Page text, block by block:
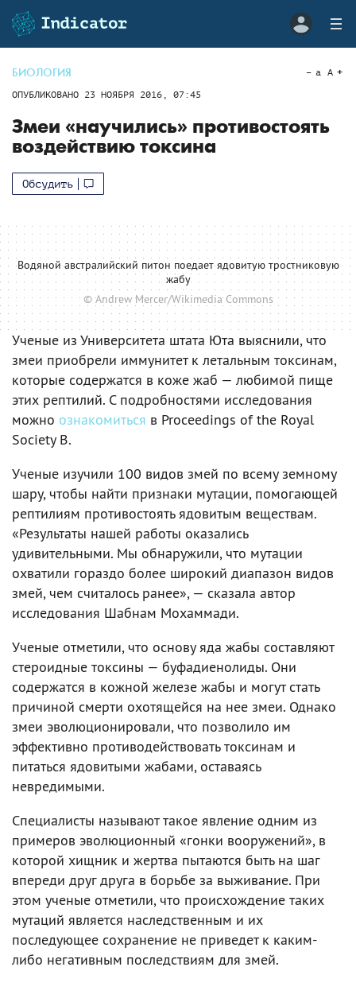
БИОЛОГИЯ
ОПУБЛИКОВАНО 23 НОЯБРЯ 2016, 07:45
a A
Змеи «научились» противостоять
воздействию токсина
Обсудить
Водяной австралийский питон поедает ядовитую тростниковую
жабу
© Andrew Mercer/Wikimedia Commons
Ученые из Университета штата Юта выяснили, что
змеи приобрели иммунитет к летальным токсинам,
которые содержатся в коже жаб — любимой пище
этих рептилий. С подробностями исследования
можно ознакомиться в Proceedings of the Royal
Society B.
Ученые изучили 100 видов змей по всему земному
шару, чтобы найти признаки мутации, помогающей
рептилиям противостоять ядовитым веществам.
«Результаты нашей работы оказались
удивительными. Мы обнаружили, что мутации
охватили гораздо более широкий диапазон видов
змей, чем считалось ранее», — сказала автор
исследования Шабнам Мохаммади.
Ученые отметили, что основу яда жабы составляют
стероидные токсины — буфадиенолиды. Они
содержатся в кожной железе жабы и могут стать
причиной смерти охотящейся на нее змеи. Однако
змеи эволюционировали, что позволило им
эффективно противодействовать токсинам и
питаться ядовитыми жабами, оставаясь
невредимыми.
Специалисты называют такое явление одним из
примеров эволюционный «гонки вооружений», в
которой хищник и жертва пытаются быть на шаг
впереди друг друга в борьбе за выживание. При
этом ученые отметили, что происхождение таких
мутаций является наследственным и их
последующее сохранение не приведет к каким-
либо негативным последствиям для змей.